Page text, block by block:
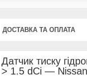
ДОСТАВКА ТА ОПЛАТА
Датчик тиску
> 1.5 dCi —